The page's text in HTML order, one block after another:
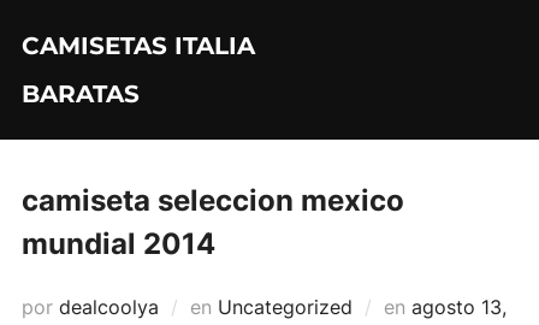
contenido
CAMISETAS ITALIA
BARATAS
camiseta seleccion mexico
mundial 2014
por dealcoolya en Uncategorized en Publicado
agosto 13,